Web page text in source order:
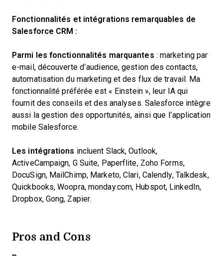
Fonctionnalités et intégrations remarquables de
Salesforce CRM :
Parmi les fonctionnalités marquantes : marketing par
e-mail, découverte d’audience, gestion des contacts,
automatisation du marketing et des flux de travail. Ma
fonctionnalité préférée est « Einstein », leur IA qui
fournit des conseils et des analyses. Salesforce intègre
aussi la gestion des opportunités, ainsi que l’application
mobile Salesforce.
Les intégrations incluent Slack, Outlook,
ActiveCampaign, G Suite, Paperflite, Zoho Forms,
DocuSign, MailChimp, Marketo, Clari, Calendly, Talkdesk,
Quickbooks, Woopra, monday.com, Hubspot, LinkedIn,
Dropbox, Gong, Zapier.
Pros and Cons